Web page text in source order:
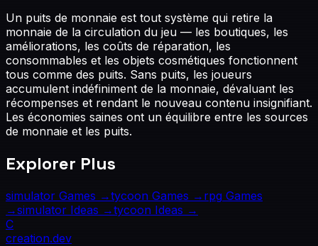
Un puits de monnaie est tout système qui retire la
monnaie de la circulation du jeu — les boutiques, les
améliorations, les coûts de réparation, les
consommables et les objets cosmétiques fonctionnent
tous comme des puits. Sans puits, les joueurs
accumulent indéfiniment de la monnaie, dévaluant les
récompenses et rendant le nouveau contenu insignifiant.
Les économies saines ont un équilibre entre les sources
de monnaie et les puits.
Explorer Plus
simulator Games →tycoon Games → rpg Games
→simulator Ideas →tycoon Ideas →
C
creation.dev